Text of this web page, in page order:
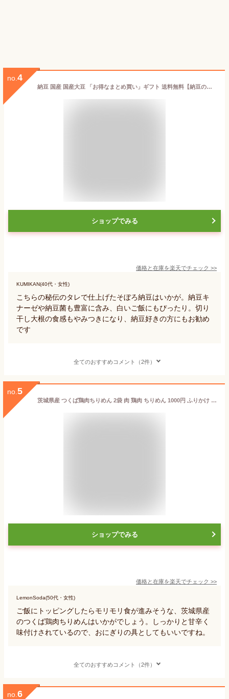
no. 4
納豆 国産 国産大豆 「お得なまとめ買い」ギフト 送料無料【納豆の本場・茨城名産品】】そぼろ納豆 140g×12パック お得用 ナットウキナーゼ 納豆キナーゼ 納豆菌 水戸納豆 ご飯のお供 たれ タレ ナットウ
ショップでみる
価格と在庫を楽天でチェック >>
KUMIKAN(40代・女性)
こちらの秘伝のタレで仕上げたそぼろ納豆はいかが。納豆キ
ナーゼや納豆菌も豊富に含み、白いご飯にもぴったり。切り
干し大根の食感もやみつきになり、納豆好きの方にもお勧め
です
全てのおすすめコメント（2件）
no. 5
茨城県産 つくば鶏肉ちりめん 2袋 肉 鶏肉 ちりめん 1000円 ふりかけ セット ご飯のお供 お取り寄せ ごはんのお供 ごはんのおとも おにぎりの具 ご飯のおとも ほぐし肉の佃煮 プチギフト 買いまわり 1000円ポッキリ 送料無料 ポイント消化 送料無 メール便 北国からの贈り物
ショップでみる
価格と在庫を楽天でチェック >>
LemonSoda(50代・女性)
ご飯にトッピングしたらモリモリ食が進みそうな、茨城県産
のつくば鶏肉ちりめんはいかがでしょう。しっかりと甘辛く
味付けされているので、おにぎりの具としてもいいですね。
全てのおすすめコメント（2件）
no. 6